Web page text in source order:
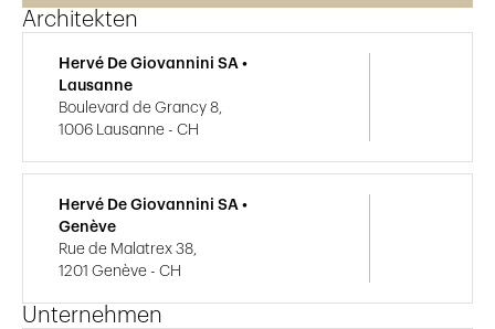
Architekten
Hervé De Giovannini SA •
Lausanne
Boulevard de Grancy 8,
1006 Lausanne - CH
Hervé De Giovannini SA •
Genève
Rue de Malatrex 38,
1201 Genève - CH
Unternehmen